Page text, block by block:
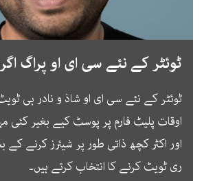
ٹوئٹر کے نئے سی ای او پراگ
ٹوئٹر کے نئے سی ای او شاذ و نادر ہی
اوقات پلیٹ فارم پر پوسٹ کیے بغیر کئی
اور اکثر کچھ ذاتی طور پر شیئرز کرنے کے
ری ٹویٹ کرنے کا انتخاب کرتے ہیں۔